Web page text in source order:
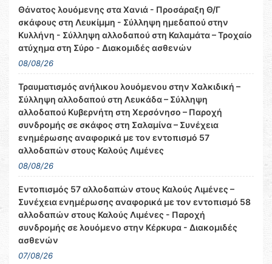
Θάνατος λουόμενης στα Χανιά - Προσάραξη Θ/Γ
σκάφους στη Λευκίμμη - Σύλληψη ημεδαπού στην
Κυλλήνη - Σύλληψη αλλοδαπού στη Καλαμάτα – Τροχαίο
ατύχημα στη Σύρο - Διακομιδές ασθενών
08/08/26
Τραυματισμός ανήλικου λουόμενου στην Χαλκιδική –
Σύλληψη αλλοδαπού στη Λευκάδα – Σύλληψη
αλλοδαπού Κυβερνήτη στη Χερσόνησο – Παροχή
συνδρομής σε σκάφος στη Σαλαμίνα – Συνέχεια
ενημέρωσης αναφορικά με τον εντοπισμό 57
αλλοδαπών στους Καλούς Λιμένες
08/08/26
Εντοπισμός 57 αλλοδαπών στους Καλούς Λιμένες –
Συνέχεια ενημέρωσης αναφορικά με τον εντοπισμό 58
αλλοδαπών στους Καλούς Λιμένες - Παροχή
συνδρομής σε λουόμενο στην Κέρκυρα - Διακομιδές
ασθενών
07/08/26